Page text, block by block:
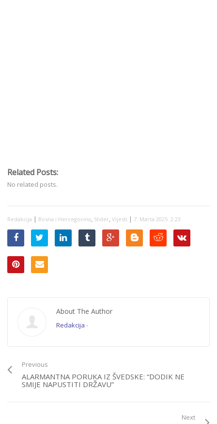
Related Posts:
No related posts.
Redakcija | Bosna i Hercegovina, Slider, Vijesti | 7. Marta 2025. 2:23
About The Author
Redakcija -
Previous
ALARMANTNA PORUKA IZ ŠVEDSKE: “DODIK NE
SMIJE NAPUSTITI DRŽAVU”
Next